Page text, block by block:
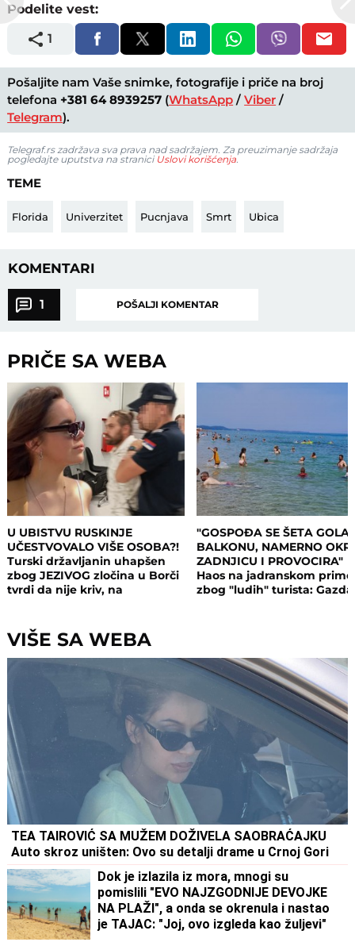
Podelite vest:
1
Pošaljite nam Vaše snimke, fotografije i priče na broj
telefona +381 64 8939257 (WhatsApp /Viber /
Telegram).
Telegraf.rs zadržava sva prava nad sadržajem. Za preuzimanje sadržaja
pogledajte uputstva na stranici Uslovi korišćenja.
TEME
Florida Univerzitet Pucnjava Smrt Ubica
KOMENTARI
1 POŠALJI KOMENTAR
PRIČE SA WEBA
U UBISTVU RUSKINJE
UČESTVOVALO VIŠE OSOBA?!
Turski državljanin uhapšen
zbog JEZIVOG zločina u Borči
tvrdi da nije kriv, na
odnosu bili
"GOSPOĐA SE ŠETA GOLA
BALKONU, NAMERNO
ZADNJICU I PROVOCIRA"
Haos na jadranskom
zbog "ludih" turista:
VIŠE SA WEBA
TEA TAIROVIĆ SA MUŽEM DOŽIVELA SAOBRAĆAJKU
Auto skroz uništen: Ovo su detalji drame u Crnoj Gori
Dok je izlazila iz mora, mnogi su
pomislili "EVO NAJZGODNIJE DEVOJKE
NA PLAŽI", a onda se okrenula i nastao
je TAJAC: "Joj, ovo izgleda kao žuljevi"